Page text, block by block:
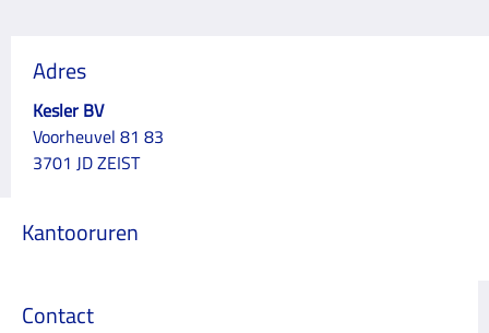
Adres
Kesler BV
Voorheuvel 81 83
3701 JD ZEIST
Kantooruren
Contact